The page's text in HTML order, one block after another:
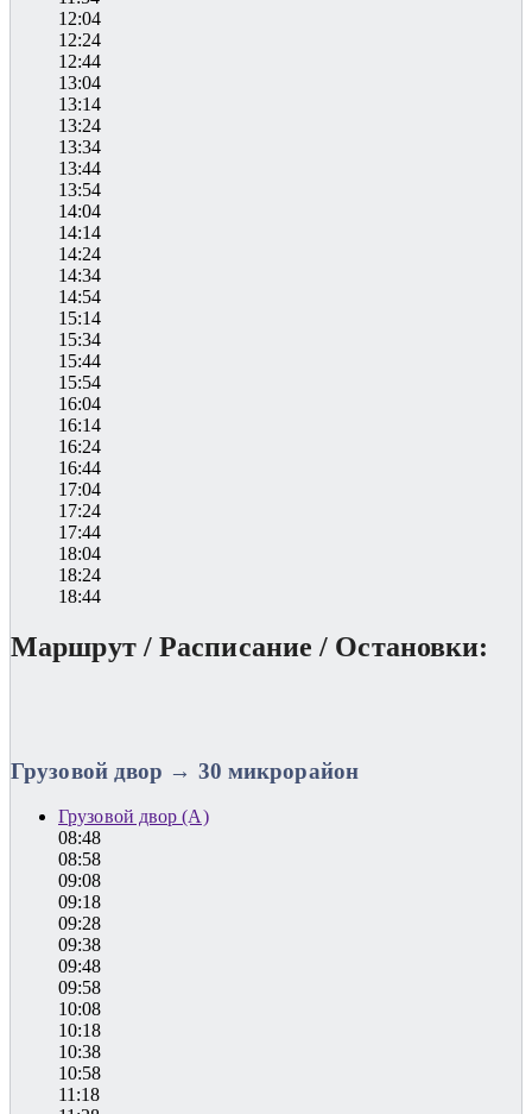
12:04
12:24
12:44
13:04
13:14
13:24
13:34
13:44
13:54
14:04
14:14
14:24
14:34
14:54
15:14
15:34
15:44
15:54
16:04
16:14
16:24
16:44
17:04
17:24
17:44
18:04
18:24
18:44
Маршрут / Расписание / Остановки:
Грузовой двор → 30 микрорайон
Грузовой двор (А)
08:48
08:58
09:08
09:18
09:28
09:38
09:48
09:58
10:08
10:18
10:38
10:58
11:18